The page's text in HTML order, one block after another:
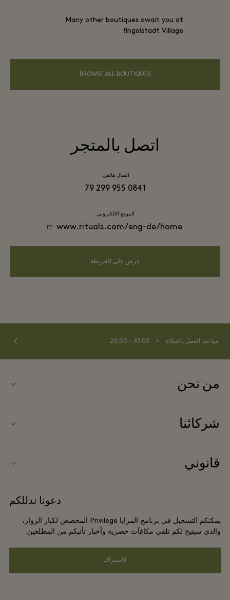
Many other boutiques await you at
Ingolstadt Village!
BROWSE ALL BOUTIQUES
اتصل بالمتجر
اتصال هاتفي:
0841 955 299 79
الموقع الإلكتروني:
www.rituals.com/eng-de/home
عرض على الخريطة
مواعيد العمل بالفيلاج ⬩
10:00 – 20:00
من نحن
اتصل بنا
تنزيل التطبيق
Shopping Card
الأسئلة المتكررة
شركائنا
حجز المجموعات
قانوني
Privacy notice
دعونا ندللكم
يمكنكم التسجيل في برنامج المزايا Privilege المخصص لكبار الزوار،
والذي سيتيح لكم تلقي مكافآت حصرية وأخبار تأتيكم من المطلعين.
الاشتراك